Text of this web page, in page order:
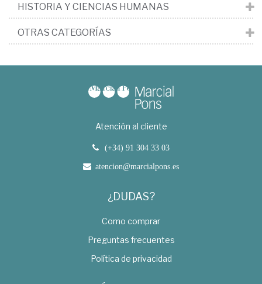
HISTORIA Y CIENCIAS HUMANAS
OTRAS CATEGORÍAS
Atención al cliente
(+34) 91 304 33 03
atencion@marcialpons.es
¿DUDAS?
Como comprar
Preguntas frecuentes
Política de privacidad